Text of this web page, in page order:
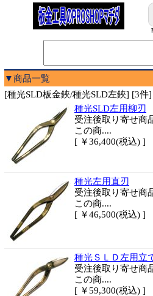
▼商品一覧
[種光SLD板金鋏/種光SLD左鋏] [3件]
種光SLD左用柳刃
受注後取り寄せ商
この商....
[ ￥36,400(税込) ]
種光左用直刃
受注後取り寄せ商
この商....
[ ￥46,500(税込) ]
種光ＳＬＤ左用立
受注後取り寄せ商
この商....
[ ￥59,300(税込) ]